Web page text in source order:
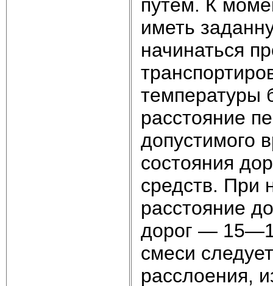
путем. К
иметь
начинаться
температуры
расстояние
допустимого
состояния
средств. При
расстояние
дорог —
смеси
расслоения,